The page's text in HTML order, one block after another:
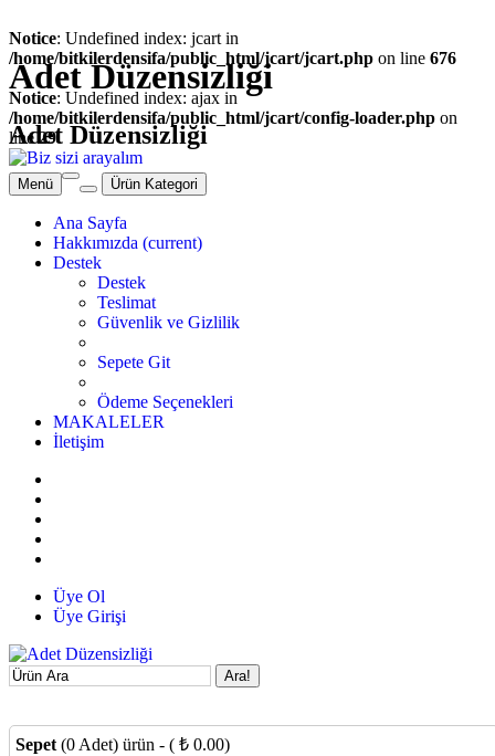
Notice: Undefined index: jcart in
/home/bitkilerdensifa/public_html/jcart/jcart.php on line 676
Notice: Undefined index: ajax in
/home/bitkilerdensifa/public_html/jcart/config-loader.php on
line29
Adet Düzensizliği
Adet Düzensizliği
Menü Ürün Kategori
Ana Sayfa
Hakkımızda (current)
Destek
Destek
Teslimat
Güvenlik ve Gizlilik
Sepete Git
Ödeme Seçenekleri
MAKALELER
İletişim
Üye Ol
Üye Girişi
Ara!
Sepet (0 Adet) ürün - ( ₺ 0.00)